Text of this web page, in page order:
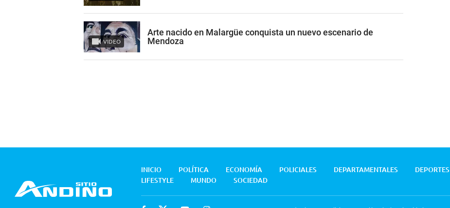
VIDEO
Arte nacido en Malargüe conquista un nuevo escenario de
Mendoza
INICIO POLÍTICA ECONOMÍA POLICIALES DEPARTAMENTALES DEPORTES
LIFESTYLE
MUNDO SOCIEDAD